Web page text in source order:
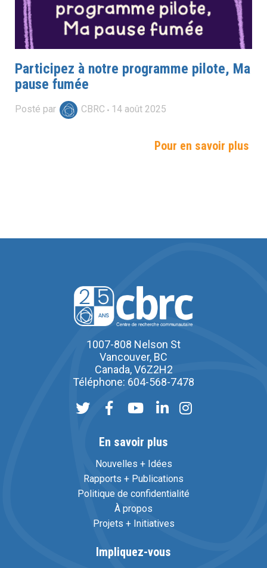
Participez à notre programme pilote, Ma
pause fumée
Posté par CBRC 14 août 2025
Pour en savoir plus
1007-808 Nelson St
Vancouver, BC
Canada, V6Z2H2
Téléphone: 604-568-7478
En savoir plus
Nouvelles + Idées
Rapports + Publications
Politique de confidentialité
À propos
Projets + Initiatives
Impliquez-vous